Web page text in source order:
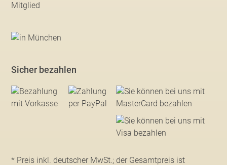
Sicher bezahlen
* Preis inkl. deutscher MwSt.; der Gesamtpreis ist